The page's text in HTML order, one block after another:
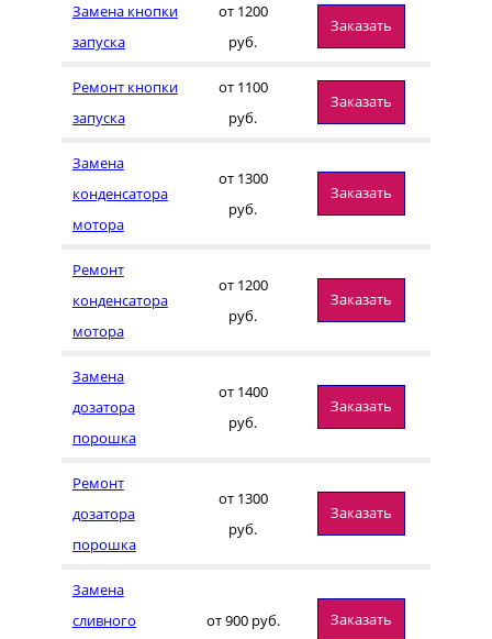
Замена кнопки
запуска
от 1200
руб.
Заказать
Ремонт кнопки
запуска
от 1100
руб.
Заказать
Замена
конденсатора
мотора
от 1300
руб.
Заказать
Ремонт
конденсатора
мотора
от 1200
руб.
Заказать
Замена
дозатора
порошка
от 1400
руб.
Заказать
Ремонт
дозатора
порошка
от 1300
руб.
Заказать
Замена
сливного
от 900 руб. Заказать